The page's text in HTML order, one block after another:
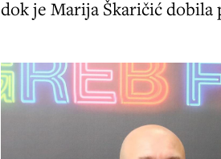
dok je Marija Škaričić dobila